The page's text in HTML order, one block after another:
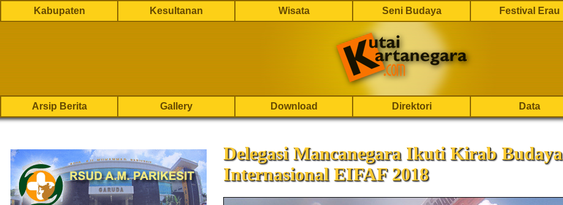
Kabupaten Kesultanan Wisata Seni Budaya Festival Erau
Arsip Berita Gallery Download Direktori Data
Delegasi Mancanegara Ikuti Kirab Budaya
Internasional EIFAF 2018